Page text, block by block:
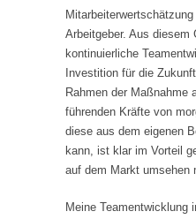
Arbeitgeber. Aus diesem
kontinuierliche
Investition für die
Rahmen der Maßnahme
führenden Kräfte von
diese aus dem eigenen
kann, ist klar im Vorteil
auf dem Markt umsehen
Meine Teamentwicklung